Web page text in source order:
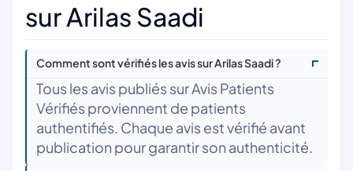
sur Arilas Saadi
Comment sont vérifiés les avis sur Arilas Saadi ?
Tous les avis publiés sur Avis Patients
Vérifiés proviennent de patients
authentifiés. Chaque avis est vérifié avant
publication pour garantir son authenticité.